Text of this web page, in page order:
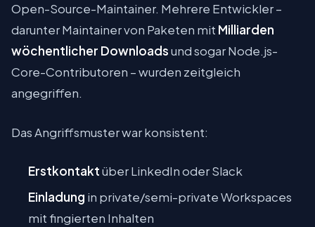
Open-Source-Maintainer. Mehrere Entwickler –
darunter Maintainer von Paketen mit Milliarden
wöchentlicher Downloadsund sogar Node.js-
Core-Contributoren – wurden zeitgleich
angegriffen.
Das Angriffsmuster war konsistent:
Erstkontaktüber LinkedIn oder Slack
Einladung in private/semi-private Workspaces
mit fingierten Inhalten